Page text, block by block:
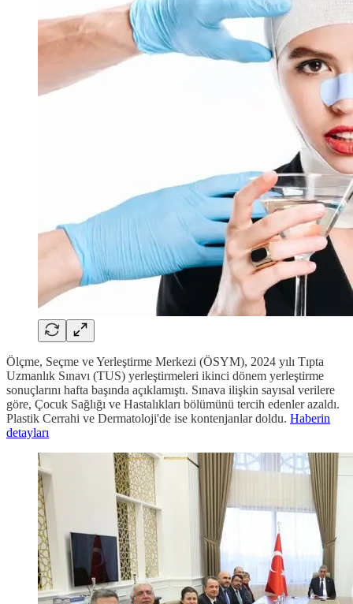
Ölçme, Seçme ve Yerleştirme Merkezi (ÖSYM), 2024 yılı Tıpta
Uzmanlık Sınavı (TUS) yerleştirmeleri ikinci dönem yerleştirme
sonuçlarını hafta başında açıklamıştı. Sınava ilişkin sayısal verilere
göre, Çocuk Sağlığı ve Hastalıkları bölümünü tercih edenler azaldı.
Plastik Cerrahi ve Dermatoloji'de ise kontenjanlar doldu. Haberin
detayları